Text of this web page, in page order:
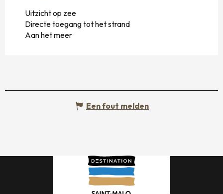
Uitzicht op zee
Directe toegang tot het strand
Aan het meer
Een fout melden